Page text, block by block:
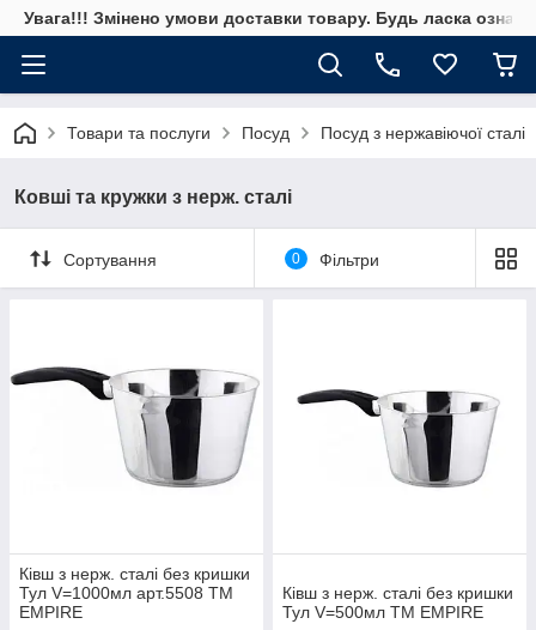
Увага!!! Змінено умови доставки товару. Будь ласка
Товари та послуги Посуд Посуд з нержавіючої сталі
Ковшi та кружки з нерж. сталi
Сортування 0 Фільтри
Ківш з нерж. сталі без кришки
Тул V=1000мл арт.5508 ТМ
EMPIRE
Ківш з нерж. сталі без кришки
Тул V=500мл ТМ EMPIRE